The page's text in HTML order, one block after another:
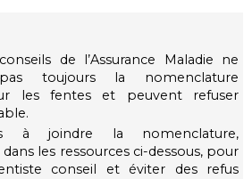
de l’Assurance Maladie ne
toujours la nomenclature
les fentes et peuvent refuser
à joindre la nomenclature,
les ressources ci-dessous, pour
conseil et éviter des refus